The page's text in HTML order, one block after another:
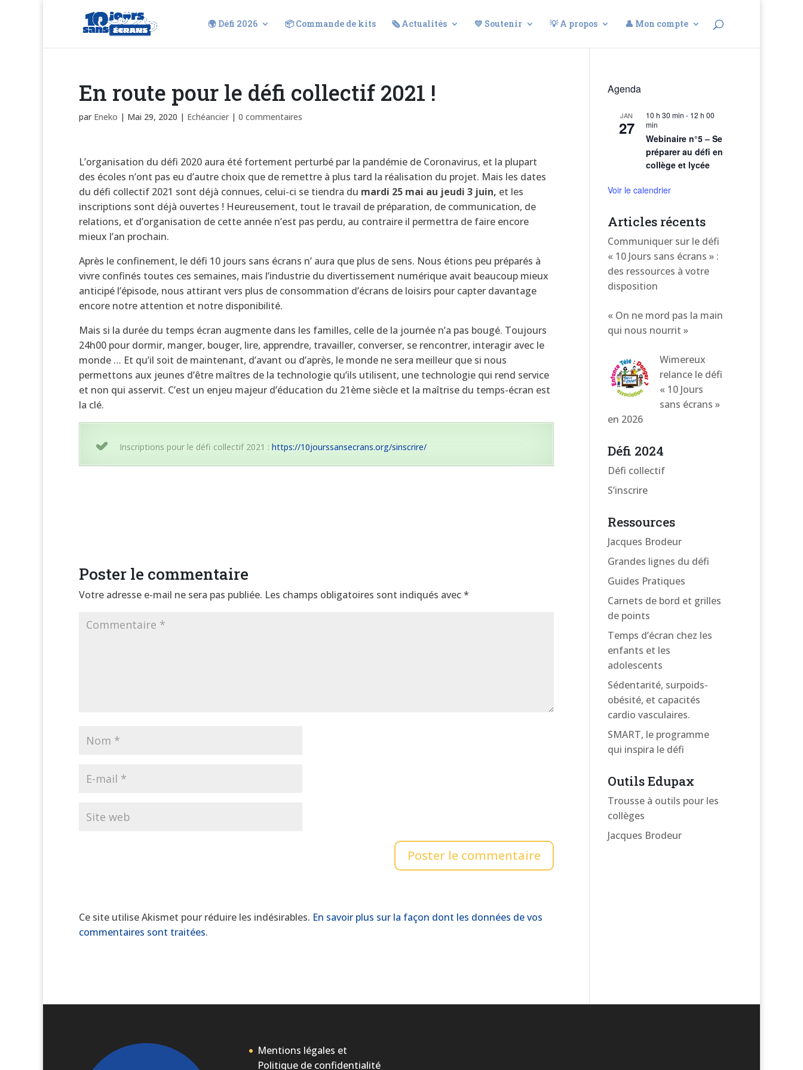
🌍 Défi 2026 📦 Commande de kits 🗞️ Actualités 💛 Soutenir 💡 A propos 👤 Mon compte
En route pour le défi collectif 2021 !
par Eneko | Mai 29, 2020 | Echéancier | 0 commentaires
L’organisation du défi 2020 aura été fortement perturbé par la pandémie de Coronavirus, et la plupart
des écoles n’ont pas eu d’autre choix que de remettre à plus tard la réalisation du projet. Mais les dates
du défi collectif 2021 sont déjà connues, celui-ci se tiendra du mardi 25 mai au jeudi 3 juin, et les
inscriptions sont déjà ouvertes ! Heureusement, tout le travail de préparation, de communication, de
relations, et d’organisation de cette année n’est pas perdu, au contraire il permettra de faire encore
mieux l’an prochain.
Après le confinement, le défi 10 jours sans écrans n’ aura que plus de sens. Nous étions peu préparés à
vivre confinés toutes ces semaines, mais l’industrie du divertissement numérique avait beaucoup mieux
anticipé l’épisode, nous attirant vers plus de consommation d’écrans de loisirs pour capter davantage
encore notre attention et notre disponibilité.
Mais si la durée du temps écran augmente dans les familles, celle de la journée n’a pas bougé. Toujours
24h00 pour dormir, manger, bouger, lire, apprendre, travailler, converser, se rencontrer, interagir avec le
monde … Et qu’il soit de maintenant, d’avant ou d’après, le monde ne sera meilleur que si nous
permettons aux jeunes d’être maîtres de la technologie qu’ils utilisent, une technologie qui rend service
et non qui asservit. C’est un enjeu majeur d’éducation du 21ème siècle et la maîtrise du temps-écran est
la clé.
Inscriptions pour le défi collectif 2021 : https://10jourssansecrans.org/sinscrire/
Poster le commentaire
Votre adresse e-mail ne sera pas publiée. Les champs obligatoires sont indiqués avec*
Ce site utilise Akismet pour réduire les indésirables. En savoir plus sur la façon dont les données de vos
commentaires sont traitées.
Agenda
JAN
27
10 h 30 min - 12 h 00
min
Webinaire n°5 – Se
préparer au défi en
collège et lycée
Voir le calendrier
Articles récents
Communiquer sur le défi
« 10 Jours sans écrans » :
des ressources à votre
disposition
« On ne mord pas la main
qui nous nourrit »
Wimereux
relance le défi
« 10 Jours
sans écrans »
en 2026
Défi 2024
Défi collectif
S’inscrire
Ressources
Jacques Brodeur
Grandes lignes du défi
Guides Pratiques
Carnets de bord et grilles
de points
Temps d’écran chez les
enfants et les
adolescents
Sédentarité, surpoids-
obésité, et capacités
cardio vasculaires.
SMART, le programme
qui inspira le défi
Outils Edupax
Trousse à outils pour les
collèges
Jacques Brodeur
Mentions légales et
Politique de confidentialité